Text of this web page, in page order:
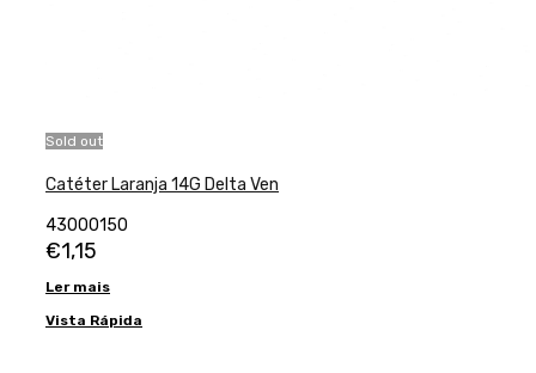
Sold out
Catéter Laranja 14G Delta Ven
43000150
€1,15
Ler mais
Vista Rápida